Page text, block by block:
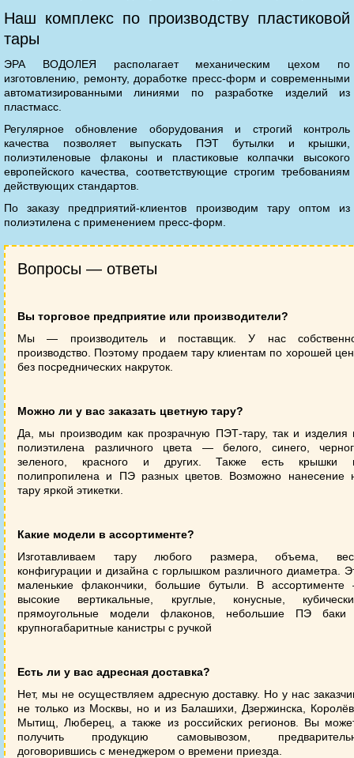
Наш комплекс по производству пластиковой
тары
ЭРА ВОДОЛЕЯ располагает механическим цехом по
изготовлению, ремонту, доработке пресс-форм и современными
автоматизированными линиями по разработке изделий из
пластмасс.
Регулярное обновление оборудования и строгий контроль
качества позволяет выпускать ПЭТ бутылки и крышки,
полиэтиленовые флаконы и пластиковые колпачки высокого
европейского качества, соответствующие строгим требованиям
действующих стандартов.
По заказу предприятий-клиентов производим тару оптом из
полиэтилена с применением пресс-форм.
Вопросы — ответы
Вы торговое предприятие или производители?
Мы — производитель и поставщик. У нас
производство. Поэтому продаем тару клиентам по хорошей
без посреднических накруток.
Можно ли у вас заказать цветную тару?
Да, мы производим как прозрачную ПЭТ-тару, так и изделия
полиэтилена различного цвета — белого, синего,
зеленого, красного и других. Также есть крышки
полипропилена и ПЭ разных цветов. Возможно нанесение
тару яркой этикетки.
Какие модели в ассортименте?
Изготавливаем тару любого размера, объема,
конфигурации и дизайна с горлышком различного диаметра.
маленькие флакончики, большие бутыли. В
высокие вертикальные, круглые, конусные,
прямоугольные модели флаконов, небольшие ПЭ
крупногабаритные канистры с ручкой
Есть ли у вас адресная доставка?
Нет, мы не осуществляем адресную доставку. Но у нас
не только из Москвы, но и из Балашихи, Дзержинска,
Мытищ, Люберец, а также из российских регионов. Вы
получить продукцию самовывозом,
договорившись с менеджером о времени приезда.